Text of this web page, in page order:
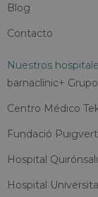
Blog
Contacto
Nuestros
barnaclínic+
Centro Médico
Fundació Puigvert
Hospital
Hospital